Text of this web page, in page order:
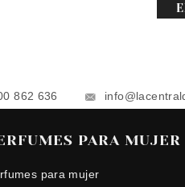
862 636
PARA MUJER
para mujer